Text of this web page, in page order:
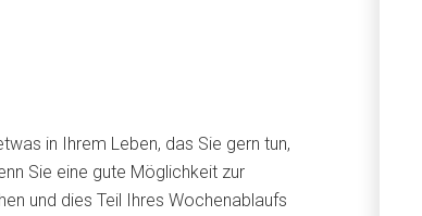
in Ihrem Leben, das Sie gern tun,
Sie eine gute Möglichkeit zur
und dies Teil Ihres Wochenablaufs